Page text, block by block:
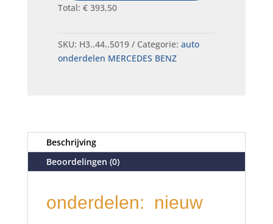
Total: €393,50
SKU: H3..44..5019 Categorie: auto
onderdelen MERCEDES BENZ
Beschrijving
Beoordelingen (0)
onderdelen: nieuw